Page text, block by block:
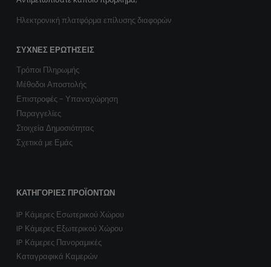
Ηλεκτρονική πλατφόρμα επίλυσης διαφορών
ΣΥΧΝΈΣ ΕΡΩΤΉΣΕΙΣ
Τρόποι Πληρωμής
Μέθοδοι Αποστολής
Επιστροφές - Υπαναχώρηση
Παραγγελίες
Στοιχεία Δημοσιότητας
Σχετικά με Εμάς
ΚΑΤΗΓΟΡΊΕΣ ΠΡΟΪΌΝΤΩΝ
IP Κάμερες Εσωτερικού Χώρου
IP Κάμερες Εξωτερικού Χώρου
IP Κάμερες Πανοραμικές
Καταγραφικά Καμερών